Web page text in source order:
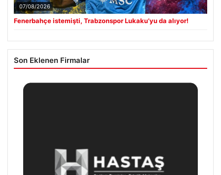
07/08/2026
Fenerbahçe istemişti, Trabzonspor Lukaku’yu da alıyor!
Son Eklenen Firmalar